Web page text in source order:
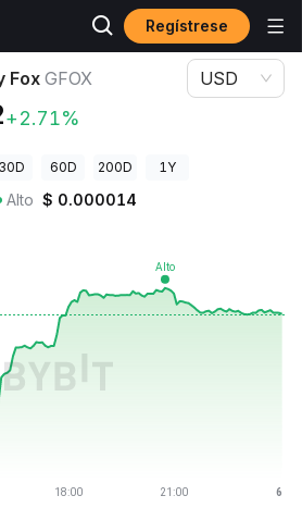
Regístrese
Precio de Galaxy Fox GFOX
Fox GFOX
+2.71%
USD
30D 60D 200D 1Y
Alto $ 0.000014